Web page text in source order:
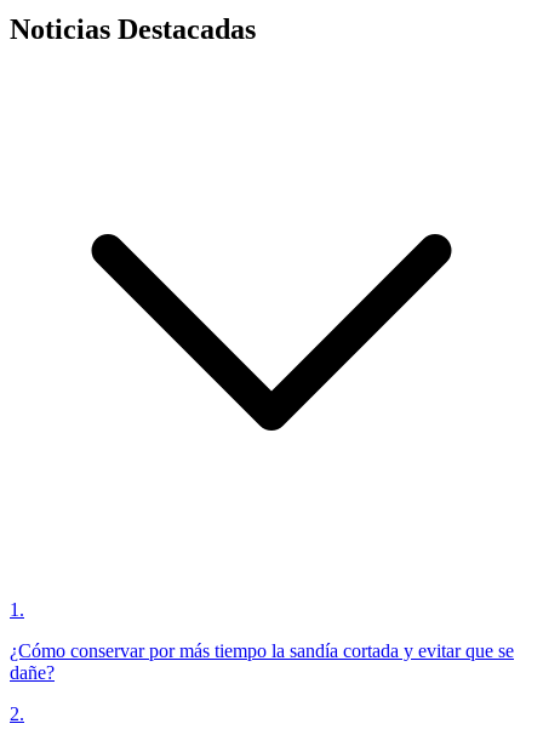
Noticias Destacadas
1 .
¿Cómo conservar por más tiempo la sandía cortada y evitar que se
dañe?
2.